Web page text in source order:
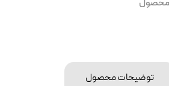
توضیحات محصول